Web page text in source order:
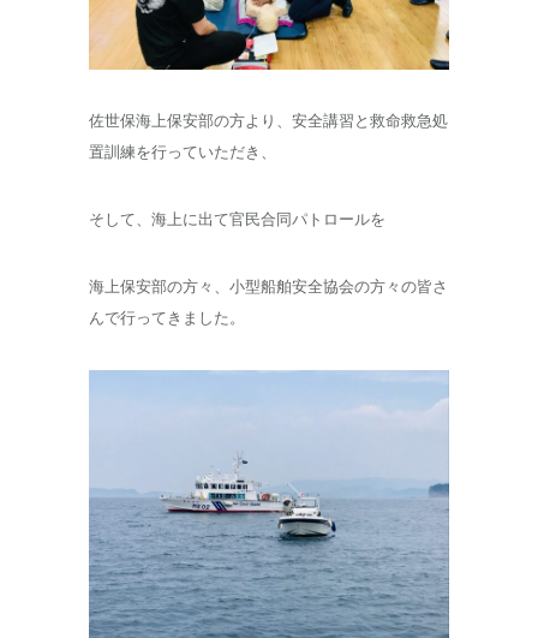
佐世保海上保安部の方より、安全講習と救命救急処
置訓練を行っていただき、
そして、海上に出て官民合同パトロールを
海上保安部の方々、小型船舶安全協会の方々の皆さ
んで行ってきました。